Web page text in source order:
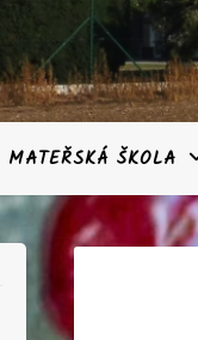
MATEŘSKÁ ŠKOLA